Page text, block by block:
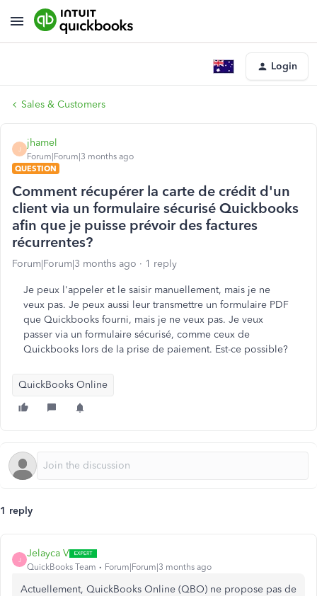
Login
Sales & Customers
J
jhamel
Forum|Forum|3 months ago
QUESTION
Comment récupérer la carte de crédit d'un
client via un formulaire sécurisé Quickbooks
afin que je puisse prévoir des factures
récurrentes?
Forum|Forum|3 months ago 1 reply
Je peux l'appeler et le saisir manuellement, mais je ne
veux pas. Je peux aussi leur transmettre un formulaire PDF
que Quickbooks fourni, mais je ne veux pas. Je veux
passer via un formulaire sécurisé, comme ceux de
Quickbooks lors de la prise de paiement. Est-ce possible?
QuickBooks Online
1 reply
J
Jelayca V
QuickBooks Team Forum|Forum|3 months ago
Actuellement, QuickBooks Online (QBO) ne propose pas de